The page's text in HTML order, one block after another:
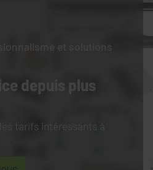
et solutions
depuis plus
tarifs intéressants à